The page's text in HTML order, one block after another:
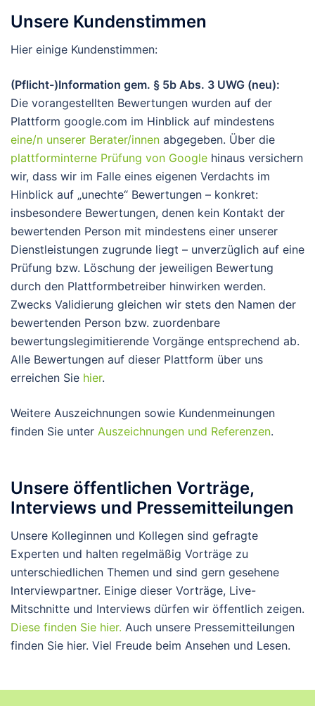
Unsere Kundenstimmen
Hier einige Kundenstimmen:
(Pflicht-)Information gem. § 5b Abs. 3 UWG (neu):
Die vorangestellten Bewertungen wurden auf der
Plattform google.com im Hinblick auf mindestens
eine/n unserer Berater/innen abgegeben. Über die
plattforminterne Prüfung von Google hinaus versichern
wir, dass wir im Falle eines eigenen Verdachts im
Hinblick auf „unechte“ Bewertungen – konkret:
insbesondere Bewertungen, denen kein Kontakt der
bewertenden Person mit mindestens einer unserer
Dienstleistungen zugrunde liegt – unverzüglich auf eine
Prüfung bzw. Löschung der jeweiligen Bewertung
durch den Plattformbetreiber hinwirken werden.
Zwecks Validierung gleichen wir stets den Namen der
bewertenden Person bzw. zuordenbare
bewertungslegimitierende Vorgänge entsprechend ab.
Alle Bewertungen auf dieser Plattform über uns
erreichen Sie hier.
Weitere Auszeichnungen sowie Kundenmeinungen
finden Sie unter Auszeichnungen und Referenzen.
Unsere öffentlichen Vorträge,
Interviews und Pressemitteilungen
Unsere Kolleginnen und Kollegen sind gefragte
Experten und halten regelmäßig Vorträge zu
unterschiedlichen Themen und sind gern gesehene
Interviewpartner. Einige dieser Vorträge, Live-
Mitschnitte und Interviews dürfen wir öffentlich zeigen.
Diese finden Sie hier. Auch unsere Pressemitteilungen
finden Sie hier. Viel Freude beim Ansehen und Lesen.